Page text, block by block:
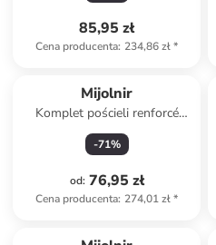
85,95 zł
Cena producenta: 234,86 zł*
Mijolnir
Komplet pościeli renforcé
"Lovella" w kolorze biało-
fioletowym
-71%
od: 76,95 zł
Cena producenta: 274,01 zł*